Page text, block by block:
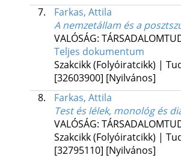
7.
Farkas, Attila
A nemzetállam és a
VALÓSÁG:
Teljes dokumentum
Szakcikk (Folyóiratcikk) |
[32603900] [Nyilvános]
8.
Farkas, Attila
Test és lélek, monológ és
VALÓSÁG:
Szakcikk (Folyóiratcikk) |
[32795110] [Nyilvános]